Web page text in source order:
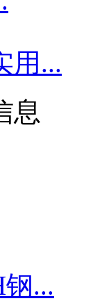
用...
息
...